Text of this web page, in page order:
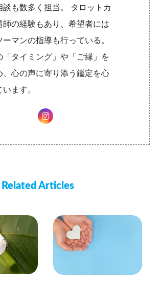
談も数多く担当。 タロットカ
師の経験もあり、希望者には
ーマンの指導も行っている。
「タイミング」や「ご縁」を
、心の声に寄り添う鑑定を心
ます。
Related Articles